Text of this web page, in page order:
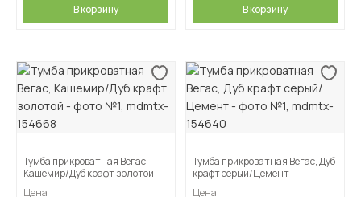
В корзину В корзину
Тумба прикроватная Вегас,
Кашемир/Дуб крафт золотой
Цена
Тумба прикроватная Вегас, Дуб
крафт серый/Цемент
Цена